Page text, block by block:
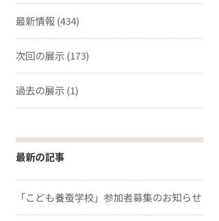
最新情報 (434)
次回の展示 (173)
過去の展示 (1)
最新の記事
「こども養蚕学校」参加者募集のお知らせ